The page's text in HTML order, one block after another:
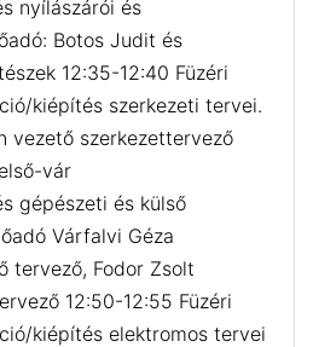
nyílászárói és
Botos Judit és
12:35-12:40 Füzéri
kiépítés szerkezeti tervei.
vezető szerkezettervező
vár
gépészeti és külső
Várfalvi Géza
tervező, Fodor Zsolt
12:50-12:55 Füzéri
kiépítés elektromos tervei